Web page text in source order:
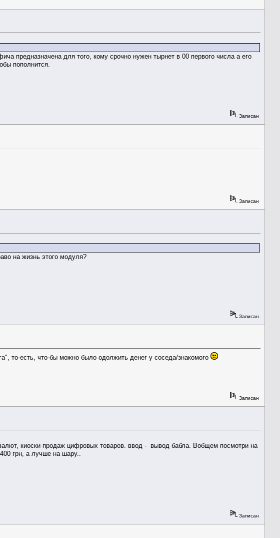
предназначена для того, кому срочно нужен тырнет в 00 первого числа а его
пополнится.
Записан
Записан
на жизнь этого модуля?
Записан
то-есть, что-бы можно было одолжить денег у соседа/знакомого
Записан
киоски продаж цифровых товаров. ввод - вывод бабла. Вобщем посмотри на
грн, а лучше на шару..
Записан